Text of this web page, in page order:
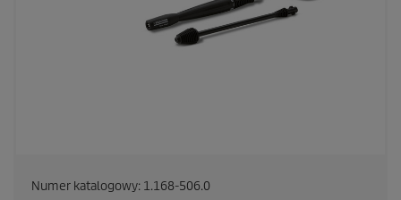
Numer katalogowy: 1.168-506.0